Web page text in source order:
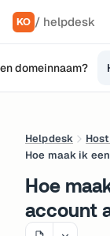
KO / helpdesk
domeinnaam?
Helpdesk
Hoe maak ik
Hoe
account